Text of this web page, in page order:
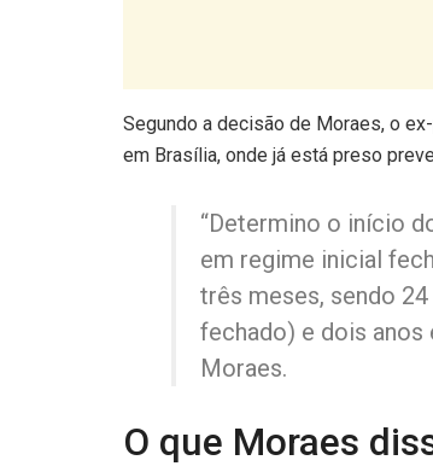
Segundo a decisão de Moraes, o
em Brasília, onde já está preso
“Determino o início
em regime inicial
três meses, sendo
fechado) e dois anos
Moraes.
O que Moraes